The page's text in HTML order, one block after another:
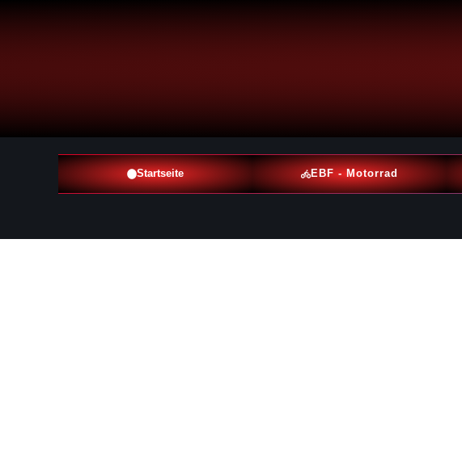
Startseite EBF - Motorrad